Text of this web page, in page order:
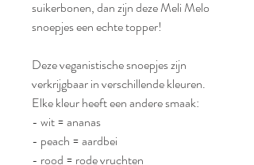
suikerbonen, dan zijn deze Meli Melo
snoepjes een echte topper!
Deze veganistische snoepjes zijn
verkrijgbaar in verschillende kleuren.
Elke kleur heeft een andere smaak:
- wit = ananas
- peach = aardbei
- rood = rode vruchten